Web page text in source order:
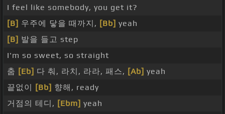
I feel like somebody, you get it?
[B] 우주에 닿을 때까지, [Bb] yeah
[B] 발을 들고 step
I'm so sweet, so straight
춤 [Eb] 다 춰, 라치, 라라, 패스, [Ab] yeah
끝없이
[Bb] 향해, ready
거점의 테디, [Ebm] yeah